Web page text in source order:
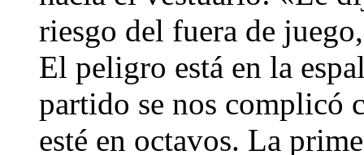
riesgo del fuera de
El peligro está en la
partido se nos complicó
esté en octavos. La